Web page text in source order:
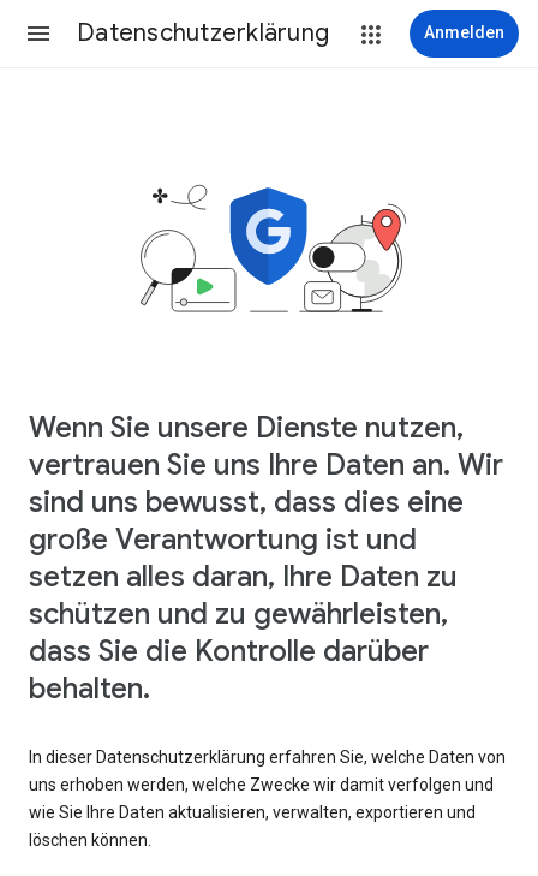
Datenschutzerklärung Anmelden
Wenn Sie unsere Dienste nutzen,
vertrauen Sie uns Ihre Daten an. Wir
sind uns bewusst, dass dies eine
große Verantwortung ist und
setzen alles daran, Ihre Daten zu
schützen und zu gewährleisten,
dass Sie die Kontrolle darüber
behalten.
In dieser Datenschutzerklärung erfahren Sie, welche Daten von
uns erhoben werden, welche Zwecke wir damit verfolgen und
wie Sie Ihre Daten aktualisieren, verwalten, exportieren und
löschen können.